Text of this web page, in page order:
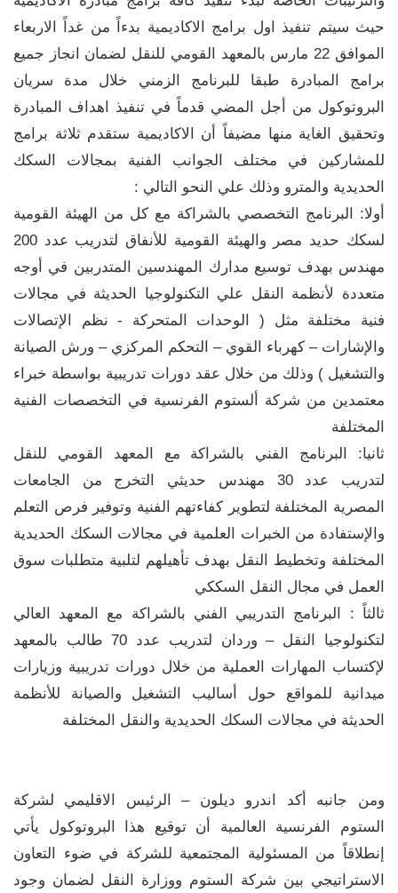
حيث سيتم تنفيذ اول برامج الاكاديمية بدءاً من غداً الاربعاء
الموافق 22 مارس بالمعهد القومي للنقل لضمان انجاز جميع
برامج المبادرة طبقا للبرنامج الزمني خلال مدة سريان
البروتوكول من أجل المضي قدماً في تنفيذ اهداف المبادرة
وتحقيق الغاية منها مضيفاً أن الاكاديمية ستقدم ثلاثة برامج
للمشاركين في مختلف الجوانب الفنية بمجالات السكك
الحديدية والمترو وذلك علي النحو التالي :
أولا: البرنامج التخصصي بالشراكة مع كل من الهيئة القومية
لسكك حديد مصر والهيئة القومية للأنفاق لتدريب عدد 200
مهندس بهدف توسيع مدارك المهندسين المتدربين في أوجه
متعددة لأنظمة النقل علي التكنولوجيا الحديثة في مجالات
فنية مختلفة مثل ( الوحدات المتحركة - نظم الإتصالات
والإشارات – كهرباء القوي – التحكم المركزي – ورش الصيانة
والتشغيل ) وذلك من خلال عقد دورات تدريبية بواسطة خبراء
معتمدين من شركة ألستوم الفرنسية في التخصصات الفنية
المختلفة
ثانيا: البرنامج الفني بالشراكة مع المعهد القومي للنقل
لتدريب عدد 30 مهندس حديثي التخرج من الجامعات
المصرية المختلفة لتطوير كفاءتهم الفنية وتوفير فرص التعلم
والإستفادة من الخبرات العلمية في مجالات السكك الحديدية
المختلفة وتخطيط النقل بهدف تأهيلهم لتلبية متطلبات سوق
العمل في مجال النقل السككي
ثالثاً : البرنامج التدريبي الفني بالشراكة مع المعهد العالي
لتكنولوجيا النقل – وردان لتدريب عدد 70 طالب بالمعهد
لإكتساب المهارات العملية من خلال دورات تدريبية وزيارات
ميدانية للمواقع حول أساليب التشغيل والصيانة للأنظمة
الحديثة في مجالات السكك الحديدية والنقل المختلفة
ومن جانبه أكد اندرو ديلون – الرئيس الاقليمي لشركة
الستوم الفرنسية العالمية أن توقيع هذا البروتوكول يأتي
إنطلاقاً من المسئولية المجتمعية للشركة في ضوء التعاون
الاستراتيجي بين شركة الستوم ووزارة النقل لضمان وجود